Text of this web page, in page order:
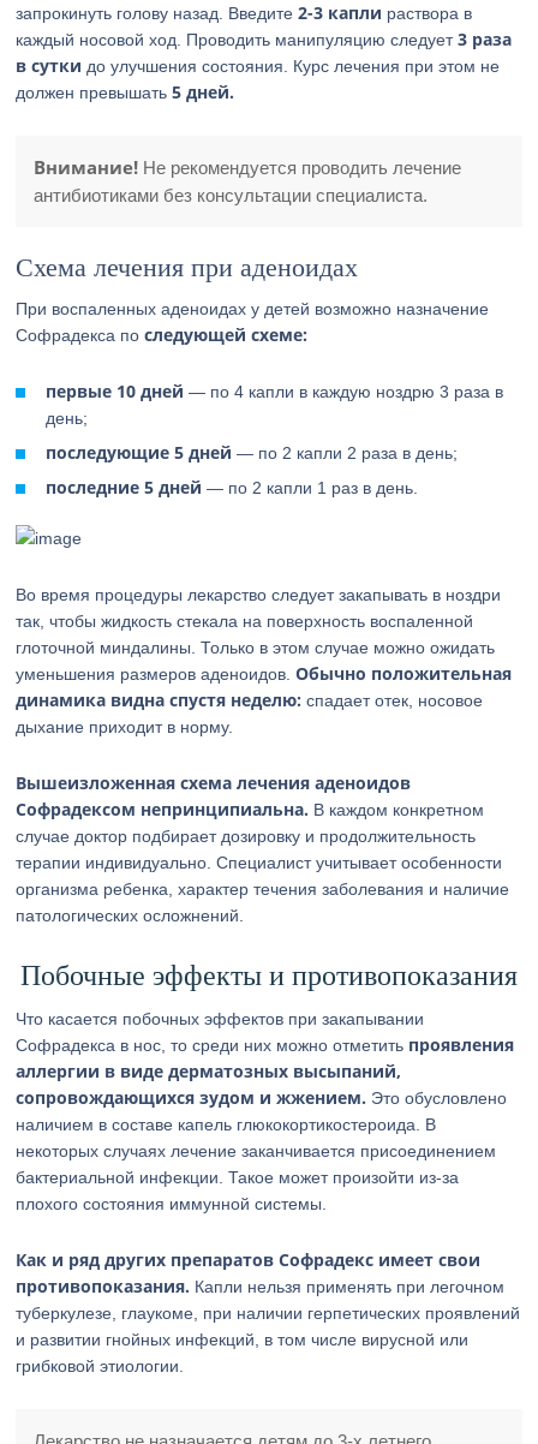
запрокинуть голову назад. Введите2-3 капли раствора в
каждый носовой ход. Проводить манипуляцию следует3 раза
в сутки до улучшения состояния. Курс лечения при этом не
должен превышать5 дней.
Внимание! Не рекомендуется проводить лечение
антибиотиками без консультации специалиста.
Схема лечения при аденоидах
При воспаленных аденоидах у детей возможно назначение
Софрадекса последующей схеме:
первые 10 дней — по 4 капли в каждую ноздрю 3 раза в
день;
последующие 5 дней — по 2 капли 2 раза в день;
последние 5 дней — по 2 капли 1 раз в день.
Во время процедуры лекарство следует закапывать в ноздри
так, чтобы жидкость стекала на поверхность воспаленной
глоточной миндалины. Только в этом случае можно ожидать
уменьшения размеров аденоидов.Обычно положительная
динамика видна спустя неделю: спадает отек, носовое
дыхание приходит в норму.
Вышеизложенная схема лечения аденоидов
Софрадексом непринципиальна. В каждом конкретном
случае доктор подбирает дозировку и продолжительность
терапии индивидуально. Специалист учитывает особенности
организма ребенка, характер течения заболевания и наличие
патологических осложнений.
Побочные эффекты и противопоказания
Что касается побочных эффектов при закапывании
Софрадекса в нос, то среди них можно отметить проявления
аллергии в виде дерматозных высыпаний,
сопровождающихся зудом и жжением. Это обусловлено
наличием в составе капель глюкокортикостероида. В
некоторых случаях лечение заканчивается присоединением
бактериальной инфекции. Такое может произойти из-за
плохого состояния иммунной системы.
Как и ряд других препаратов Софрадекс имеет свои
противопоказания. Капли нельзя применять при легочном
туберкулезе, глаукоме, при наличии герпетических проявлений
и развитии гнойных инфекций, в том числе вирусной или
грибковой этиологии.